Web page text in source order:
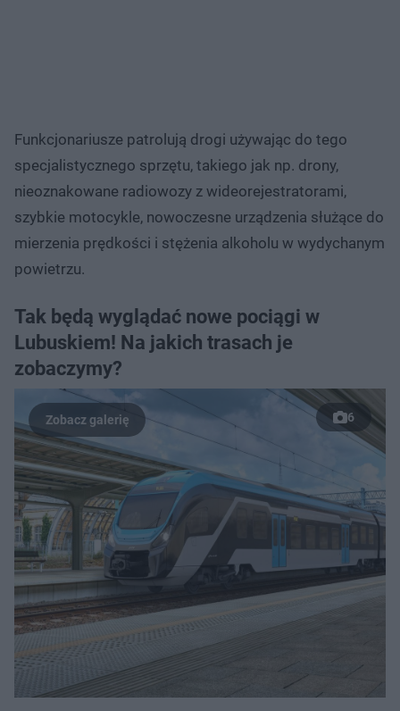
Funkcjonariusze patrolują drogi używając do tego
specjalistycznego sprzętu, takiego jak np. drony,
nieoznakowane radiowozy z wideorejestratorami,
szybkie motocykle, nowoczesne urządzenia służące do
mierzenia prędkości i stężenia alkoholu w wydychanym
powietrzu.
Tak będą wyglądać nowe pociągi w
Lubuskiem! Na jakich trasach je
zobaczymy?
6